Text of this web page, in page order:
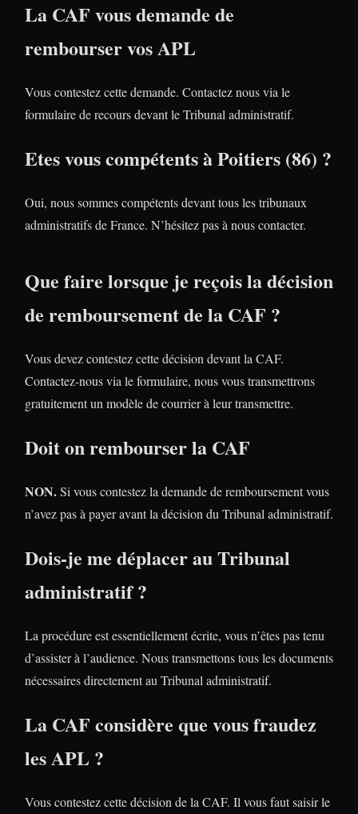
La CAF vous demande de
rembourser vos APL
Vous contestez cette demande. Contactez nous via le
formulaire de recours devant le Tribunal administratif.
Etes vous compétents à Poitiers (86) ?
Oui, nous sommes compétents devant tous les tribunaux
administratifs de France. N’hésitez pas à nous contacter.
Que faire lorsque je reçois la décision
de remboursement de la CAF ?
Vous devez contestez cette décision devant la CAF.
Contactez-nous via le formulaire, nous vous transmettrons
gratuitement un modèle de courrier à leur transmettre.
Doit on rembourser la CAF
NON.Si vous contestez la demande de remboursement vous
n’avez pas à payer avant la décision du Tribunal administratif.
Dois-je me déplacer au Tribunal
administratif ?
La procédure est essentiellement écrite, vous n’êtes pas tenu
d’assister à l’audience. Nous transmettons tous les documents
nécessaires directement au Tribunal administratif.
La CAF considère que vous fraudez
les APL ?
Vous contestez cette décision de la CAF. Il vous faut saisir le